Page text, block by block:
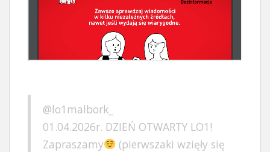
@lo1malbork_
01.04.2026r. DZIEŃ OTWARTY LO1!
Zapraszamy
(pierwszaki wzięły się